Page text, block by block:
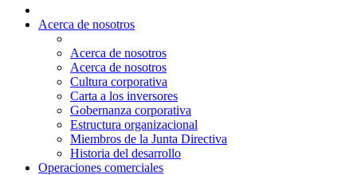
Acerca de nosotros
Acerca de nosotros
Acerca de nosotros
Cultura corporativa
Carta a los inversores
Gobernanza corporativa
Estructura organizacional
Miembros de la Junta Directiva
Historia del desarrollo
Operaciones comerciales